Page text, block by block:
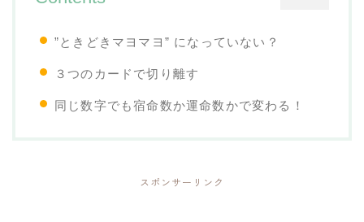
”ときどきマヨマヨ” になっていない？
３つのカードで切り離す
同じ数字でも宿命数か運命数かで変わる！
スポンサーリンク